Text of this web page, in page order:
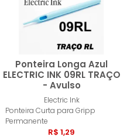
Ponteira Longa Azul
ELECTRIC INK 09RL TRAÇO
- Avulso
Electric Ink
Ponteira Curta para Gripp
Permanente
R$ 1,29